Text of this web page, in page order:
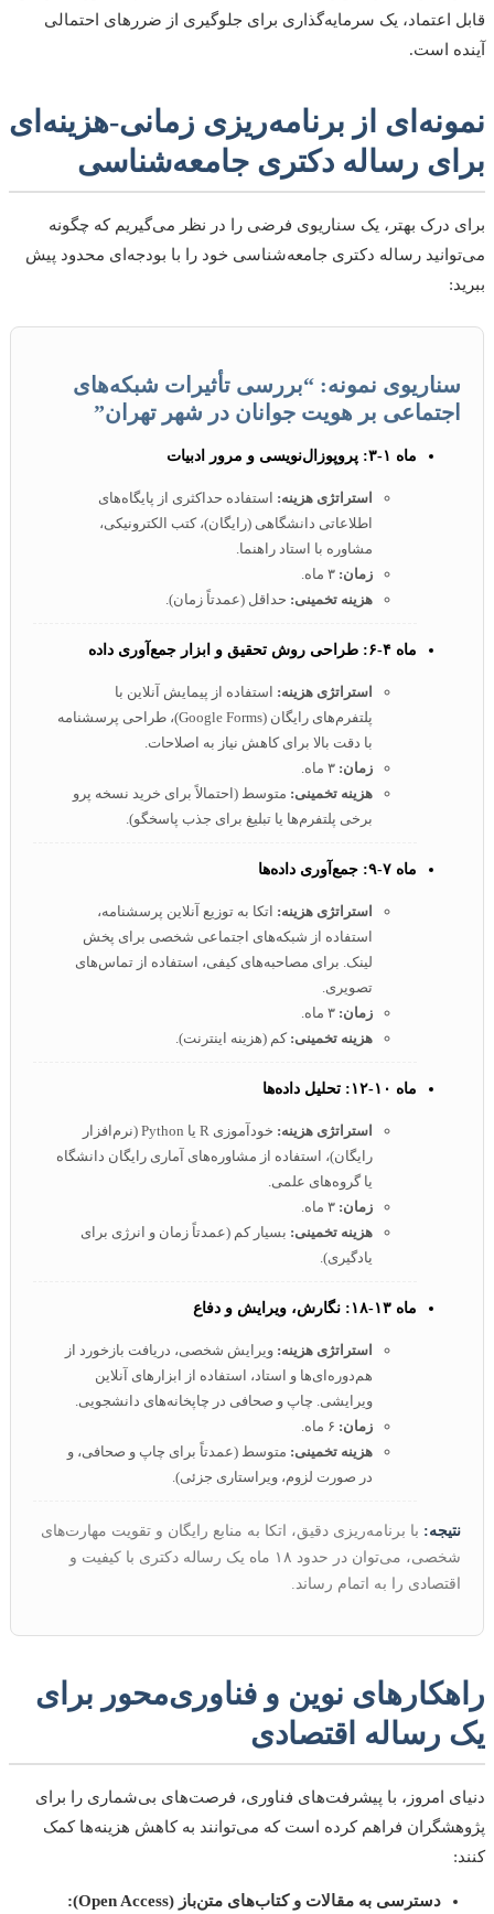
اعتماد، یک سرمایه‌گذاری برای جلوگیری از ضررهای احتمالی
است.
از برنامه‌ریزی زمانی-هزینه‌ای
رساله دکتری جامعه‌شناسی
درک بهتر، یک سناریوی فرضی را در نظر می‌گیریم که چگونه
رساله دکتری جامعه‌شناسی خود را با بودجه‌ای محدود پیش
نمونه: “بررسی تأثیرات شبکه‌های
بر هویت جوانان در شهر تهران”
ماه ۱-۳: پروپوزال‌نویسی و مرور ادبیات
استراتژی هزینه:استفاده حداکثری از پایگاه‌های
اطلاعاتی دانشگاهی (رایگان)، کتب الکترونیکی،
مشاوره با استاد راهنما.
زمان: ۳ ماه.
هزینه تخمینی:حداقل (عمدتاً زمان).
ماه ۴-۶: طراحی روش تحقیق و ابزار جمع‌آوری داده
استراتژی هزینه:استفاده از پیمایش آنلاین با
پلتفرم‌های رایگان (Google Forms)، طراحی پرسشنامه
با دقت بالا برای کاهش نیاز به اصلاحات.
زمان: ۳ ماه.
هزینه تخمینی:متوسط (احتمالاً برای خرید نسخه پرو
برخی پلتفرم‌ها یا تبلیغ برای جذب پاسخگو).
ماه ۷-۹: جمع‌آوری داده‌ها
استراتژی هزینه:اتکا به توزیع آنلاین پرسشنامه،
استفاده از شبکه‌های اجتماعی شخصی برای پخش
لینک. برای مصاحبه‌های کیفی، استفاده از تماس‌های
تصویری.
زمان: ۳ ماه.
هزینه تخمینی:کم (هزینه اینترنت).
ماه ۱۰-۱۲: تحلیل داده‌ها
استراتژی هزینه:
خودآموزی R یا Python (نرم‌افزار
رایگان)، استفاده از مشاوره‌های آماری رایگان دانشگاه
یا گروه‌های علمی.
زمان: ۳ ماه.
هزینه تخمینی:بسیار کم (عمدتاً زمان و انرژی برای
یادگیری).
ماه ۱۳-۱۸: نگارش، ویرایش و دفاع
استراتژی هزینه:ویرایش شخصی، دریافت بازخورد از
هم‌دوره‌ای‌ها و استاد، استفاده از ابزارهای آنلاین
ویرایشی. چاپ و صحافی در چاپخانه‌های دانشجویی.
زمان: ۶ ماه.
هزینه تخمینی:متوسط (عمدتاً برای چاپ و صحافی، و
در صورت لزوم، ویراستاری جزئی).
با برنامه‌ریزی دقیق، اتکا به منابع رایگان و تقویت مهارت‌های
شخصی، می‌توان در حدود ۱۸ ماه یک رساله دکتری با کیفیت و
را به اتمام رساند.
نوین و فناوری‌محور برای
رساله اقتصادی
امروز، با پیشرفت‌های فناوری، فرصت‌های بی‌شماری را برای
فراهم کرده است که می‌توانند به کاهش هزینه‌ها کمک
دسترسی به مقالات و کتاب‌های متن‌باز (Open Access):